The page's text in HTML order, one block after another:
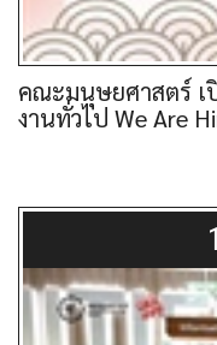
คณะมนุษยศาสตร์ เ
งานทั่วไป We Are